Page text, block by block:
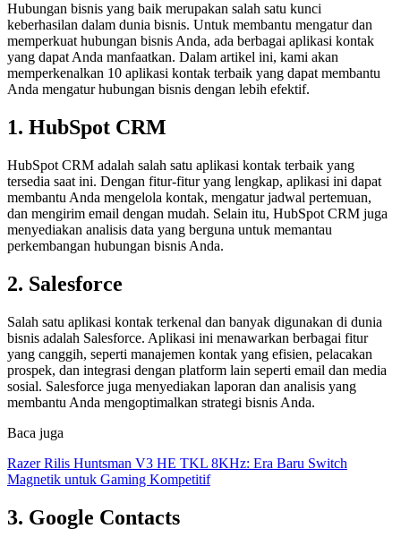
Hubungan bisnis yang baik merupakan salah satu kunci
keberhasilan dalam dunia bisnis. Untuk membantu mengatur dan
memperkuat hubungan bisnis Anda, ada berbagai aplikasi kontak
yang dapat Anda manfaatkan. Dalam artikel ini, kami akan
memperkenalkan 10 aplikasi kontak terbaik yang dapat membantu
Anda mengatur hubungan bisnis dengan lebih efektif.
1. HubSpot CRM
HubSpot CRM adalah salah satu aplikasi kontak terbaik yang
tersedia saat ini. Dengan fitur-fitur yang lengkap, aplikasi ini dapat
membantu Anda mengelola kontak, mengatur jadwal pertemuan,
dan mengirim email dengan mudah. Selain itu, HubSpot CRM juga
menyediakan analisis data yang berguna untuk memantau
perkembangan hubungan bisnis Anda.
2. Salesforce
Salah satu aplikasi kontak terkenal dan banyak digunakan di dunia
bisnis adalah Salesforce. Aplikasi ini menawarkan berbagai fitur
yang canggih, seperti manajemen kontak yang efisien, pelacakan
prospek, dan integrasi dengan platform lain seperti email dan media
sosial. Salesforce juga menyediakan laporan dan analisis yang
membantu Anda mengoptimalkan strategi bisnis Anda.
Baca juga
Razer Rilis Huntsman V3 HE TKL 8KHz: Era Baru Switch
Magnetik untuk Gaming Kompetitif
3. Google Contacts